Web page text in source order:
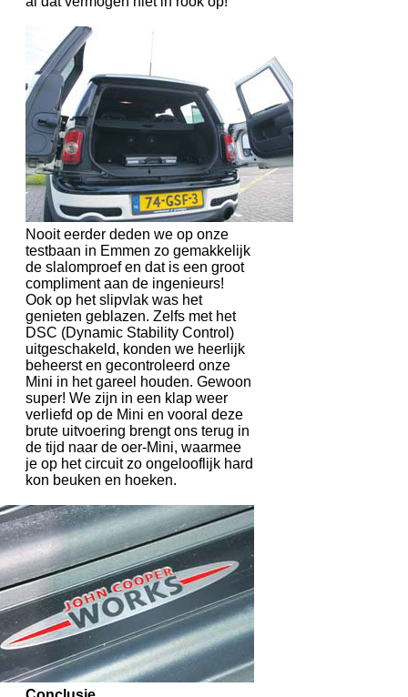
Nooit eerder deden we op onze
testbaan in Emmen zo gemakkelijk
de slalomproef en dat is een groot
compliment aan de ingenieurs!
Ook op het slipvlak was het
genieten geblazen. Zelfs met het
DSC (Dynamic Stability Control)
uitgeschakeld, konden we heerlijk
beheerst en gecontroleerd onze
Mini in het gareel houden. Gewoon
super! We zijn in een klap weer
verliefd op de Mini en vooral deze
brute uitvoering brengt ons terug in
de tijd naar de oer-Mini, waarmee
je op het circuit zo ongelooflijk hard
kon beuken en hoeken.